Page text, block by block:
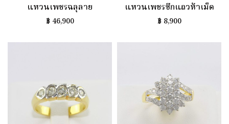
แหวนเพชรฉลุลาย
฿ 46,900
แหวนเพชรซีกแถวห้าเม็ด
฿ 8,900